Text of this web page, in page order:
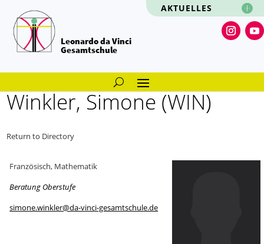
AKTUELLES
Leonardo da Vinci
Gesamtschule
Winkler, Simone (WIN)
Return to Directory
Französisch, Mathematik
Beratung Oberstufe
simone.winkler@da-vinci-gesamtschule.de